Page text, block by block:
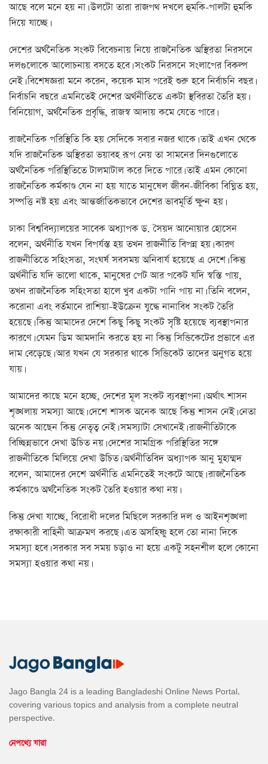
আছে বলে মনে হয় না। উলটো তারা রাজপথ দখলে হুমকি-পালটা হুমকি
দিয়ে যাচ্ছে।
দেশের অর্থনৈতিক সংকট বিবেচনায় নিয়ে রাজনৈতিক অস্থিরতা নিরসনে
দলগুলোকে আলোচনায় বসতে হবে। সংকট নিরসনে সংলাপের বিকল্প
নেই। বিশেষজ্ঞরা মনে করেন, কয়েক মাস পরেই শুরু হবে নির্বাচনি বছর।
নির্বাচনি বছরে এমনিতেই দেশের অর্থনীতিতে একটা স্থবিরতা তৈরি হয়।
বিনিয়োগ, অর্থনৈতিক প্রবৃদ্ধি, রাজস্ব আদায় কমে যেতে পারে।
রাজনৈতিক পরিস্থিতি কি হয় সেদিকে সবার নজর থাকে। তাই এখন থেকে
যদি রাজনৈতিক অস্থিরতা ভয়াবহ রূপ নেয় তা সামনের দিনগুলোতে
অর্থনৈতিক পরিস্থিতিতে টালমাটাল করে দিতে পারে। তাই এমন কোনো
রাজনৈতিক কর্মকাণ্ড যেন না হয় যাতে মানুষেল জীবন-জীবিকা বিঘ্নিত হয়,
সম্পত্তি নষ্ট হয় এবং আন্তর্জাতিকভাবে দেশের ভাবমূর্তি ক্ষুণ্ন হয়।
ঢাকা বিশ্ববিদ্যালয়ের সাবেক অধ্যাপক ড. সৈয়দ আনোয়ার হোসেন
বলেন, অর্থনীতি যখন বিপর্যস্ত হয় তখন রাজনীতি বিপন্ন হয়। কারণ
রাজনীতিতে সহিংসতা, সংঘর্ষ সবসময় অনিবার্য হয়েছে এ দেশে। কিন্তু
অর্থনীতি যদি ভালো থাকে, মানুষের পেট আর পকেট যদি স্বস্তি পায়,
তখন রাজনৈতিক সহিংসতা হালে খুব একটা পানি পায় না। তিনি বলেন,
করোনা এবং বর্তমানে রাশিয়া-ইউক্রেন যুদ্ধে নানাবিধ সংকট তৈরি
হয়েছে। কিন্তু আমাদের দেশে কিছু কিছু সংকট সৃষ্টি হয়েছে ব্যবস্থাপনার
কারণে। যেমন ডিম আমদানি করতে হয় না কিন্তু সিন্ডিকেটের প্রভাবে এর
দাম বেড়েছে। আর যখন যে সরকার থাকে সিন্ডিকেট তাদের অনুগত হয়ে
যায়।
আমাদের কাছে মনে হচ্ছে, দেশের মূল সংকট ব্যবস্থাপনা। অর্থাৎ শাসন
শৃঙ্খলায় সমস্যা আছে। দেশে শাসক অনেক আছে কিন্তু শাসন নেই। নেতা
অনেক আছেন কিন্তু নেতৃত্ব নেই। সমস্যাটা সেখানেই। রাজনীতিটাকে
বিচ্ছিন্নভাবে দেখা উচিত নয়। দেশের সামগ্রিক পরিস্থিতির সঙ্গে
রাজনীতিকে মিলিয়ে দেখা উচিত। অর্থনীতিবিদ অধ্যাপক আনু মুহাম্মদ
বলেন, আমাদের দেশে অর্থনীতি এমনিতেই সংকটে আছে। রাজনৈতিক
কর্মকাণ্ডে অর্থনৈতিক সংকট তৈরি হওয়ার কথা নয়।
কিন্তু দেখা যাচ্ছে, বিরোধী দলের মিছিলে সরকারি দল ও আইনশৃঙ্খলা
রক্ষাকারী বাহিনী আক্রমণ করছে। এত অসহিষ্ণু হলে তো নানা দিকে
সমস্যা হবে। সরকার সব সময় চড়াও না হয়ে একটু সহনশীল হলে কোনো
সমস্যা হওয়ার কথা নয়।
Jago Bangla 24 is a leading Bangladeshi Online News Portal,
covering various topics and analysis from a complete neutral
perspective.
নেপথ্যে যারা